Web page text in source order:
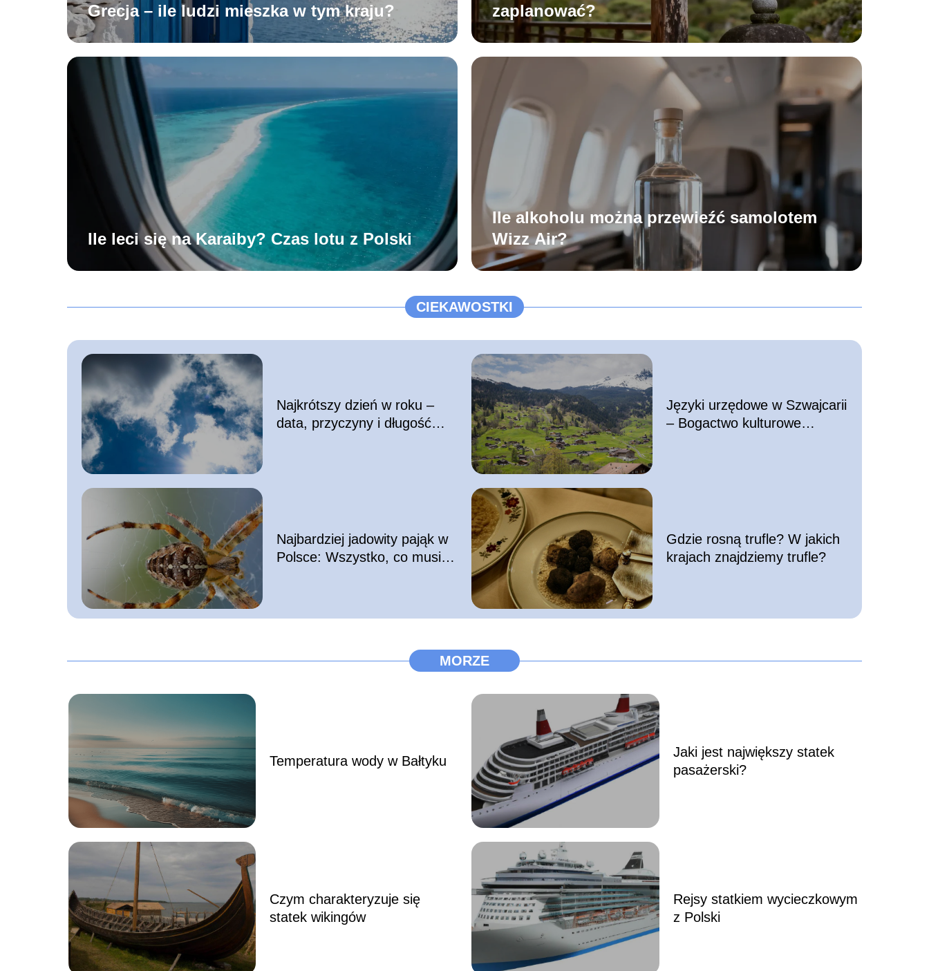
Grecja – ile ludzi mieszka w tym kraju? zaplanować?
Ile leci się na Karaiby? Czas lotu z Polski
Ile alkoholu można przewieźć samolotem
Wizz Air?
CIEKAWOSTKI
Najkrótszy dzień w roku –
data, przyczyny i długość
Języki urzędowe w Szwajcarii
– Bogactwo kulturowe
Najbardziej jadowity pająk w
Polsce: Wszystko, co musisz
Gdzie rosną trufle? W jakich
krajach znajdziemy trufle?
MORZE
Temperatura wody w Bałtyku
Jaki jest największy statek
pasażerski?
Czym charakteryzuje się
statek wikingów
Rejsy statkiem wycieczkowym
z Polski